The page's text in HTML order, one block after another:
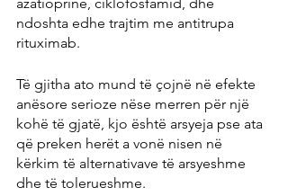
azatioprine, ciklofosfamid, dhe
ndoshta edhe trajtim me antitrupa
rituximab.
Të gjitha ato mund të çojnë në efekte
anësore serioze nëse merren për një
kohë të gjatë, kjo është arsyeja pse ata
që preken herët a vonë nisen në
kërkim të alternativave të arsyeshme
dhe të tolerueshme.